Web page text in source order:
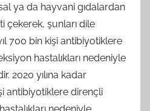
ya da hayvani gıdalardan
çekerek, şunları dile
700 bin kişi antibiyotiklere
hastalıkları nedeniyle
2020 yılına kadar
antibiyotiklere dirençli